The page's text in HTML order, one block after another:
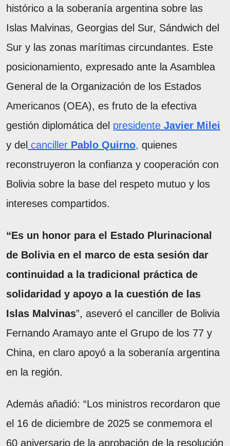
histórico a la soberanía argentina sobre las
Islas Malvinas, Georgias del Sur, Sándwich del
Sur y las zonas marítimas circundantes. Este
posicionamiento, expresado ante la Asamblea
General de la Organización de los Estados
Americanos (OEA), es fruto de la efectiva
gestión diplomática del presidente Javier Milei
y del canciller Pablo Quirno, quienes
reconstruyeron la confianza y cooperación con
Bolivia sobre la base del respeto mutuo y los
intereses compartidos.
“Es un honor para el Estado Plurinacional
de Bolivia en el marco de esta sesión dar
continuidad a la tradicional práctica de
solidaridad y apoyo a la cuestión de las
Islas Malvinas”, aseveró el canciller de Bolivia
Fernando Aramayo ante el Grupo de los 77 y
China, en claro apoyó a la soberanía argentina
en la región.
Además añadió: “Los ministros recordaron que
el 16 de diciembre de 2025 se conmemora el
60 aniversario de la aprobación de la resolución